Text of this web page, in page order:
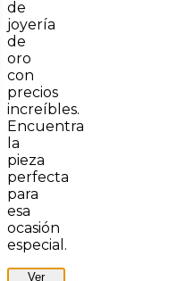
de
joyería
de
oro
con
precios
increíbles.
Encuentra
la
pieza
perfecta
para
esa
ocasión
especial.
Ver